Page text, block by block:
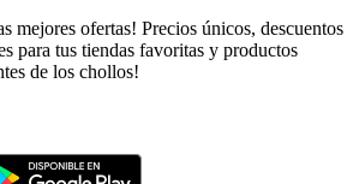
mejores ofertas! Precios únicos, descuentos
para tus tiendas favoritas y productos
de los chollos!